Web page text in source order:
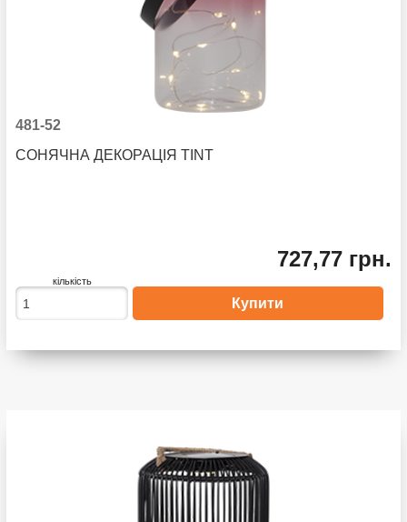
481-52
СОНЯЧНА ДЕКОРАЦІЯ TINT
727,77 грн.
кількість